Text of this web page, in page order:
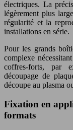
électriques. La
légèrement plus
régularité et la
installations en série.
Pour les grands
complexe
coffres-forts, par
découpage de
découpe au plasma
Fixation en
formats